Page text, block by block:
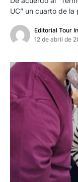
UC” un cuarto de
Editorial Tour
12 de abril de